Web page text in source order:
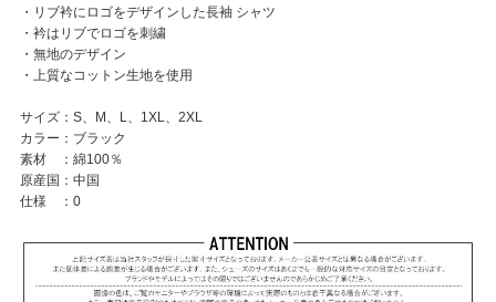
・リブ衿にロゴをデザインした長袖 シャツ
・衿はリブでロゴを刺繍
・無地のデザイン
・上質なコットン生地を使用
サイズ：S、M、L、1XL、2XL
カラー：ブラック
素材 ：綿100％
原産国：中国
仕様 ：0